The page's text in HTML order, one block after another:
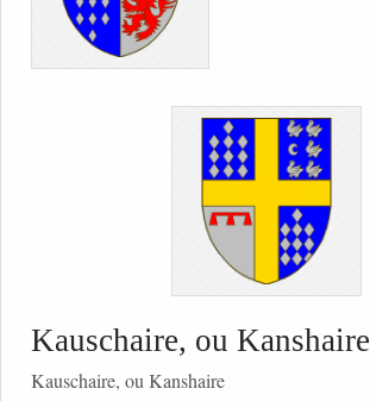
Kauschaire, ou Kanshaire
Kauschaire, ou Kanshaire